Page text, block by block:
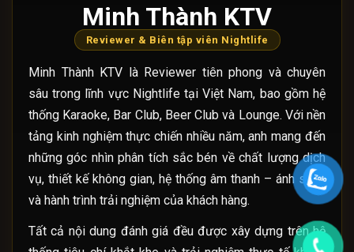
Minh Thành KTV
Reviewer & Biên tập viên Nightlife
Minh Thành KTV là Reviewer tiên phong và chuyên
sâu trong lĩnh vực Nightlife tại Việt Nam, bao gồm hệ
thống Karaoke, Bar Club, Beer Club và Lounge. Với nền
tảng kinh nghiệm thực chiến nhiều năm, anh mang đến
những góc nhìn phân tích sắc bén về chất lượng dịch
vụ, thiết kế không gian, hệ thống âm thanh – ánh sáng
và hành trình trải nghiệm của khách hàng.
Tất cả nội dung đánh giá đều được xây dựng trên hệ